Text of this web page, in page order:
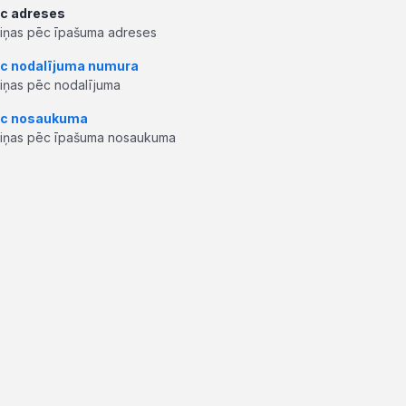
adreses
pēc īpašuma adreses
nodalījuma numura
pēc nodalījuma
nosaukuma
pēc īpašuma nosaukuma